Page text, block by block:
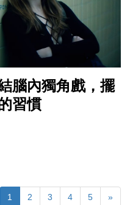
腦內獨角戲，擺
習慣
1 2 3 4 5 »